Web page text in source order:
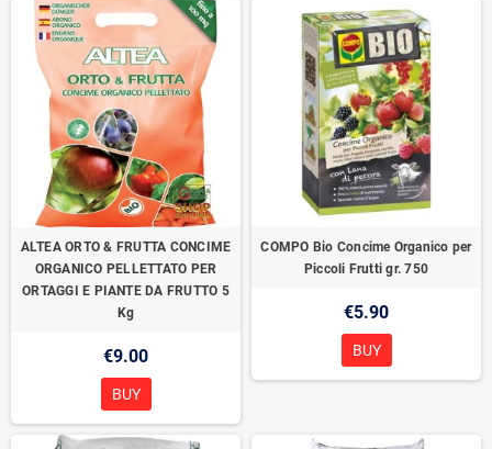
ALTEA ORTO & FRUTTA CONCIME
ORGANICO PELLETTATO PER
ORTAGGI E PIANTE DA FRUTTO 5
Kg
€9.00
BUY
COMPO Bio Concime Organico per
Piccoli Frutti gr. 750
€5.90
BUY